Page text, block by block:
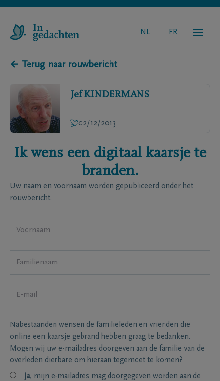
NL FR
← Terug naar rouwbericht
Jef KINDERMANS
02/12/2013
Ik wens een digitaal kaarsje te
branden.
Uw naam en voornaam worden gepubliceerd onder het
rouwbericht.
Nabestaanden wensen de familieleden en vrienden die
online een kaarsje gebrand hebben graag te bedanken.
Mogen wij uw e-mailadres doorgeven aan de familie van de
overleden dierbare om hieraan tegemoet te komen?
Ja, mijn e-mailadres mag doorgegeven worden aan de